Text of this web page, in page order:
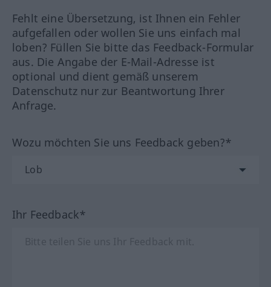
Fehlt eine Übersetzung, ist Ihnen ein Fehler
aufgefallen oder wollen Sie uns einfach mal
loben? Füllen Sie bitte das Feedback-Formular
aus. Die Angabe der E-Mail-Adresse ist
optional und dient gemäß unserem
Datenschutz nur zur Beantwortung Ihrer
Anfrage.
Wozu möchten Sie uns Feedback geben?*
Ihr Feedback*